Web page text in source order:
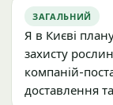
ЗАГАЛЬНИЙ
Я в Києві
захисту
компаній-
доставлення